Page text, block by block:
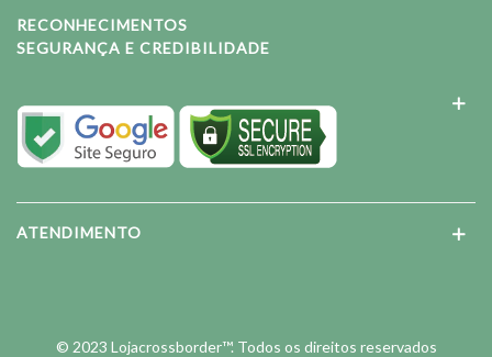
RECONHECIMENTOS
SEGURANÇA E CREDIBILIDADE
ATENDIMENTO
© 2023 Lojacrossborder™. Todos os direitos reservados